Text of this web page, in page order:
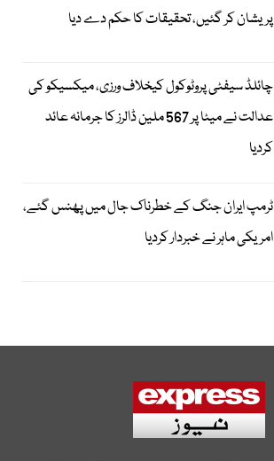
پریشان کر گئیں، تحقیقات کا حکم دے دیا
چائلڈ سیفٹی پروٹوکول کیخلاف ورزی، میکسیکو کی
عدالت نے میٹا پر 567 ملین ڈالرز کا جرمانہ عائد
کردیا
ٹرمپ ایران جنگ کے خطرناک جال میں پھنس گئے،
امریکی ماہر نے خبردار کردیا